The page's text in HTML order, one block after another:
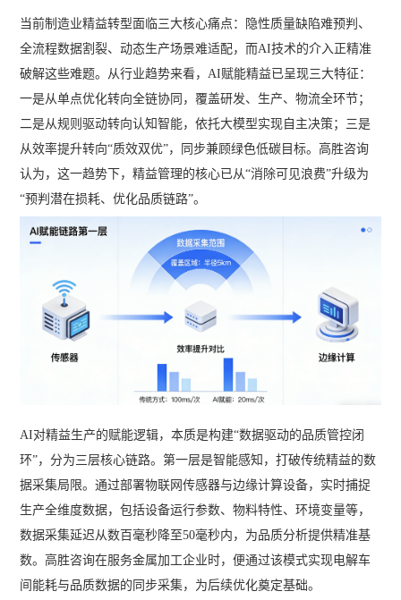
当前制造业精益转型面临三大核心痛点：隐性质量缺陷难预判、
全流程数据割裂、动态生产场景难适配，而AI技术的介入正精准
破解这些难题。从行业趋势来看，AI赋能精益已呈现三大特征：
一是从单点优化转向全链协同，覆盖研发、生产、物流全环节；
二是从规则驱动转向认知智能，依托大模型实现自主决策；三是
从效率提升转向“质效双优”，同步兼顾绿色低碳目标。高胜咨询
认为，这一趋势下，精益管理的核心已从“消除可见浪费”升级为
“预判潜在损耗、优化品质链路”。
AI对精益生产的赋能逻辑，本质是构建“数据驱动的品质管控闭
环”，分为三层核心链路。第一层是智能感知，打破传统精益的数
据采集局限。通过部署物联网传感器与边缘计算设备，实时捕捉
生产全维度数据，包括设备运行参数、物料特性、环境变量等，
数据采集延迟从数百毫秒降至50毫秒内，为品质分析提供精准基
数。高胜咨询在服务金属加工企业时，便通过该模式实现电解车
间能耗与品质数据的同步采集，为后续优化奠定基础。